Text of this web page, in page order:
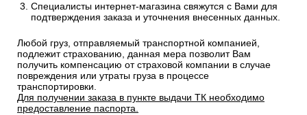
Специалисты интернет-магазина свяжутся с Вами для
подтверждения заказа и уточнения внесенных данных.
Любой груз, отправляемый транспортной компанией,
подлежит страхованию, данная мера позволит Вам
получить компенсацию от страховой компании в случае
повреждения или утраты груза в процессе
транспортировки.
Для получении заказа в пункте выдачи ТК необходимо
предоставление паспорта.